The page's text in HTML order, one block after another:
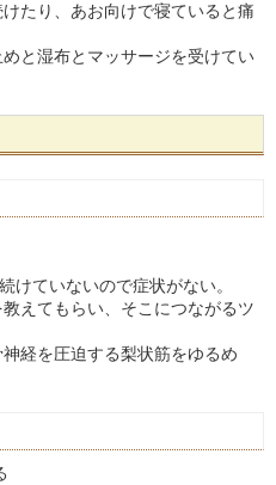
たり、あお向けで寝ていると痛
と湿布とマッサージを受けてい
けていないので症状がない。
えてもらい、そこにつながるツ
経を圧迫する梨状筋をゆるめ